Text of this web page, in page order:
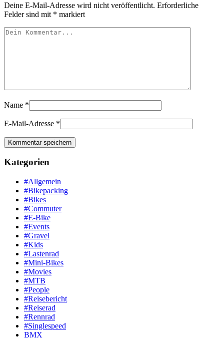
Deine E-Mail-Adresse wird nicht veröffentlicht. Erforderliche
Felder sind mit * markiert
Name *
E-Mail-Adresse *
Kategorien
#Allgemein
#Bikepacking
#Bikes
#Commuter
#E-Bike
#Events
#Gravel
#Kids
#Lastenrad
#Mini-Bikes
#Movies
#MTB
#People
#Reisebericht
#Reiserad
#Rennrad
#Singlespeed
BMX